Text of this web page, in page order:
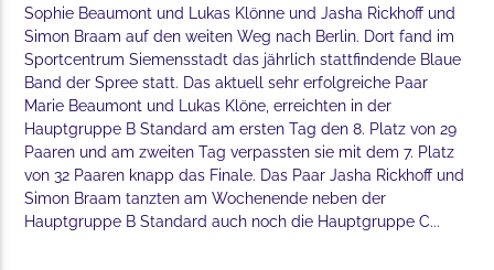
Sophie Beaumont und Lukas Klönne und Jasha Rickhoff und
Simon Braam auf den weiten Weg nach Berlin. Dort fand im
Sportcentrum Siemensstadt das jährlich stattfindende Blaue
Band der Spree statt. Das aktuell sehr erfolgreiche Paar
Marie Beaumont und Lukas Klöne, erreichten in der
Hauptgruppe B Standard am ersten Tag den 8. Platz von 29
Paaren und am zweiten Tag verpassten sie mit dem 7. Platz
von 32 Paaren knapp das Finale. Das Paar Jasha Rickhoff und
Simon Braam tanzten am Wochenende neben der
Hauptgruppe B Standard auch noch die Hauptgruppe C...